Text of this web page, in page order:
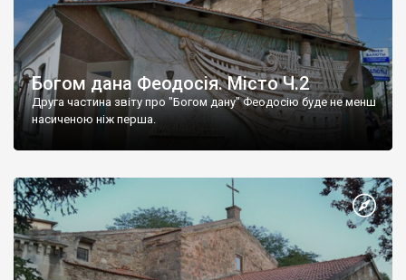
Богом дана Феодосія. Місто Ч.2
Друга частина звіту про "Богом дану" Феодосію буде не менш
насиченою ніж перша.